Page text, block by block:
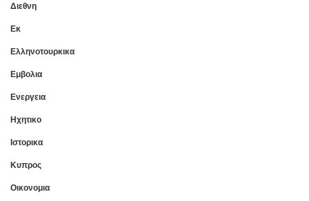
Διεθνη
Εκ
Ελληνοτουρκικα
Εμβολια
Ενεργεια
Ηχητικο
Ιστορικα
Κυπρος
Οικονομια